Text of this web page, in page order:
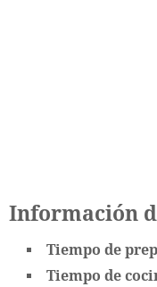
Información
Tiempo de
Tiempo de